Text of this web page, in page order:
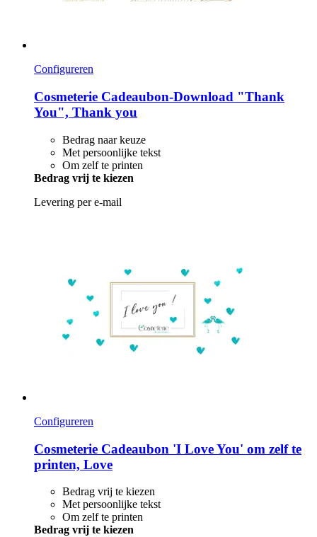
Configureren
Cosmeterie Cadeaubon-​Download "Thank
You", Thank you
Bedrag naar keuze
Met persoonlijke tekst
Om zelf te printen
Bedrag vrij te kiezen
Levering per e-mail
Configureren
Cosmeterie Cadeaubon 'I Love You' om zelf te
printen, Love
Bedrag vrij te kiezen
Met persoonlijke tekst
Om zelf te printen
Bedrag vrij te kiezen